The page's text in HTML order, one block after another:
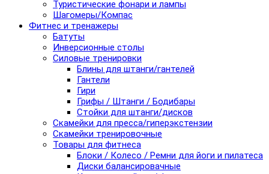
Туристические фонари и лампы
Шагомеры/Компас
Фитнес и тренажеры
Батуты
Инверсионные столы
Силовые тренировки
Блины для штанги/гантелей
Гантели
Гири
Грифы / Штанги / Бодибары
Стойки для штанги/дисков
Скамейки для пресса/гиперэкстензии
Скамейки тренировочные
Товары для фитнеса
Блоки / Колесо / Ремни для йоги и пилатеса
Диски балансировачные